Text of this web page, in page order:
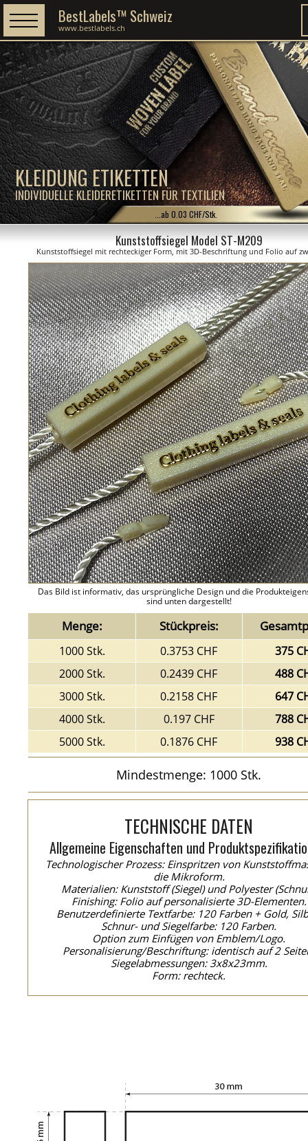
KLEIDUNG ETIKETTEN
INDIVIDUELLE KLEIDERETIKETTEN FÜR TEXTILIEN
BestLabels™ Schweiz
www.bestlabels.ch
...ab 0.03 CHF/Stk.
Kunststoffsiegel Model ST-M209
Kunststoffsiegel mit rechteckiger Form, mit 3D-Beschriftung und Folio auf
Das Bild ist informativ, das ursprüngliche Design und die
sind unten dargestellt!
Menge: Stückpreis:
1000 Stk. 0.3753 CHF
375
2000 Stk.
0.2439 CHF
488
3000 Stk.
0.2158 CHF
647
4000 Stk.
0.197 CHF
788
5000 Stk.
0.1876 CHF 938
Mindestmenge: 1000 Stk.
TECHNISCHE DATEN
Allgemeine Eigenschaften und
Technologischer Prozess: Einspritzen von
die Mikroform.
Materialien: Kunststoff (Siegel) und Polyester
Finishing: Folio auf personalisierte 3D-Elementen.
Benutzerdefinierte Textfarbe: 120 Farben + Gold,
Schnur- und Siegelfarbe: 120 Farben.
Option zum Einfügen von Emblem/Logo.
Personalisierung/Beschriftung: identisch auf 2
Siegelabmessungen: 3x8x23mm.
Form: rechteck.